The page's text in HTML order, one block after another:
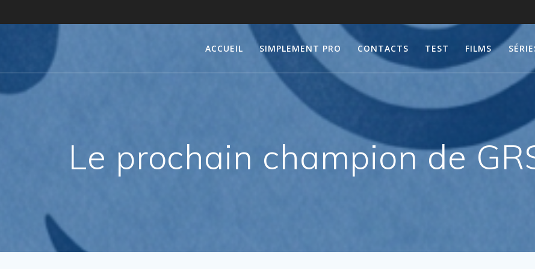
au
ACCUEIL SIMPLEMENT PRO CONTACTS TEST FILMS
Le prochain champion de